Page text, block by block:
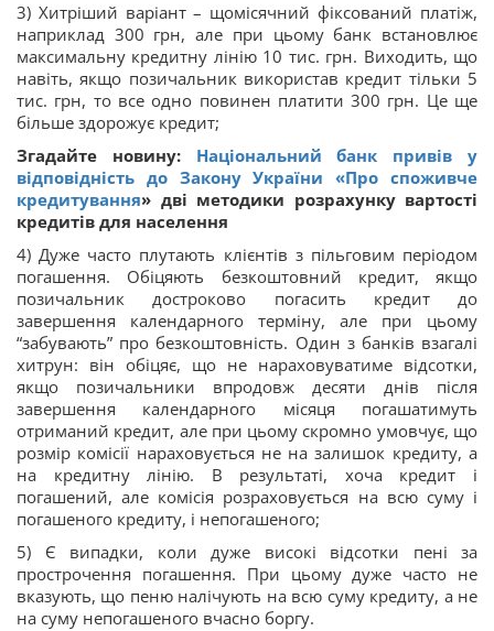
3) Хитріший варіант – щомісячний фіксований платіж,
наприклад 300 грн, але при цьому банк встановлює
максимальну кредитну лінію 10 тис. грн. Виходить, що
навіть, якщо позичальник використав кредит тільки 5
тис. грн, то все одно повинен платити 300 грн. Це ще
більше здорожує кредит;
Згадайте новину: Національний банк привів у
відповідність до Закону України «Про споживче
кредитування» дві методики розрахунку вартості
кредитів для населення
4) Дуже часто плутають клієнтів з пільговим періодом
погашення. Обіцяють безкоштовний кредит, якщо
позичальник достроково погасить кредит до
завершення календарного терміну, але при цьому
“забувають” про безкоштовність. Один з банків взагалі
хитрун: він обіцяє, що не нараховуватиме відсотки,
якщо позичальники впродовж десяти днів після
завершення календарного місяця погашатимуть
отриманий кредит, але при цьому скромно умовчує, що
розмір комісії нараховується не на залишок кредиту, а
на кредитну лінію. В результаті, хоча кредит і
погашений, але комісія розраховується на всю суму і
погашеного кредиту, і непогашеного;
5) Є випадки, коли дуже високі відсотки пені за
прострочення погашення. При цьому дуже часто не
вказують, що пеню налічують на всю суму кредиту, а не
на суму непогашеного вчасно боргу.